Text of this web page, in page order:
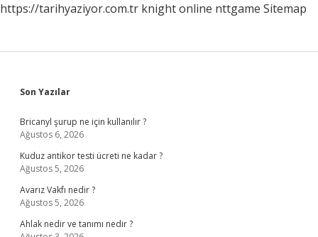
https://tarihyaziyor.com.tr knight online nttgame Sitemap
Sidebar
Son Yazılar
Bricanyl şurup ne için kullanılır ?
Ağustos 6, 2026
Kuduz antikor testi ücreti ne kadar ?
Ağustos 5, 2026
Avarız Vakfı nedir ?
Ağustos 5, 2026
Ahlak nedir ve tanımı nedir ?